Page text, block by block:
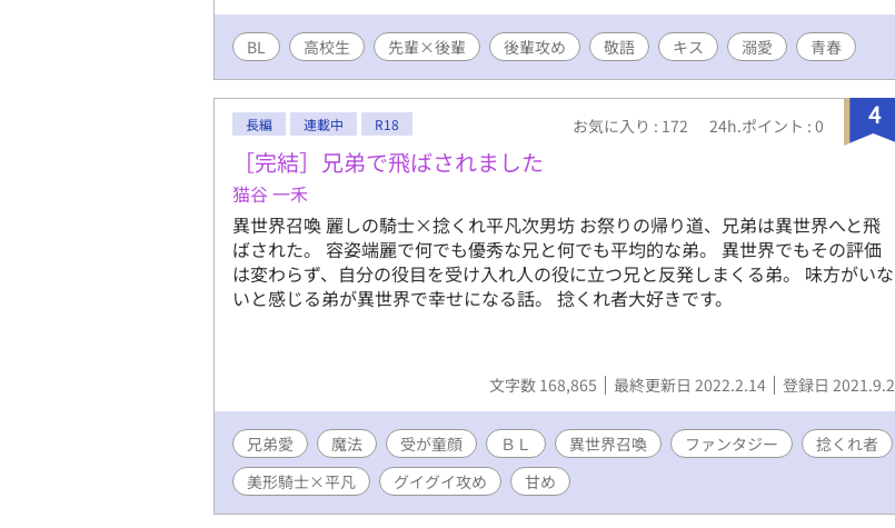
BL 高校生 先輩×後輩 後輩攻め 敬語 キス 溺愛 青春
4
長編 連載中 R18 お気に入り : 172 24h.ポイント : 0
［完結］兄弟で飛ばされました
猫谷 一禾
異世界召喚 麗しの騎士×捻くれ平凡次男坊 お祭りの帰り道、兄弟は異世界へと飛
ばされた。 容姿端麗で何でも優秀な兄と何でも平均的な弟。 異世界でもその評価
は変わらず、自分の役目を受け入れ人の役に立つ兄と反発しまくる弟。 味方がいな
いと感じる弟が異世界で幸せになる話。 捻くれ者大好きです。
文字数 168,865 最終更新日 2022.2.14 登録日 2021.9.2
兄弟愛 魔法 受が童顔 ＢＬ 異世界召喚 ファンタジー
捻くれ者
美形騎士×平凡
グイグイ攻め 甘め